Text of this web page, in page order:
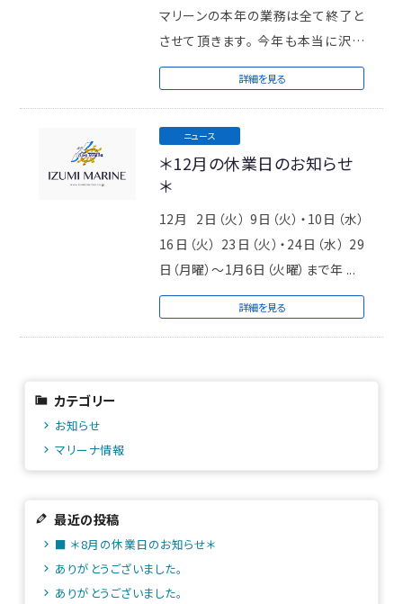
マリーンの本年の業務は全て終了と
させて頂きます。 今年も本当に沢山
のご縁や出会いを頂き大変ありがと
うご ...
詳細を見る
ニュース
＊12月の休業日のお知らせ
＊
12月 2日（火） 9日（火）・10日（水）
16日（火） 23日（火）・24日（水） 29
日（月曜）～1月6日（火曜）まで年 ...
詳細を見る
カテゴリー
お知らせ
マリーナ情報
最近の投稿
■ ＊8月の休業日のお知らせ＊
ありがとうございました。
ありがとうございました。